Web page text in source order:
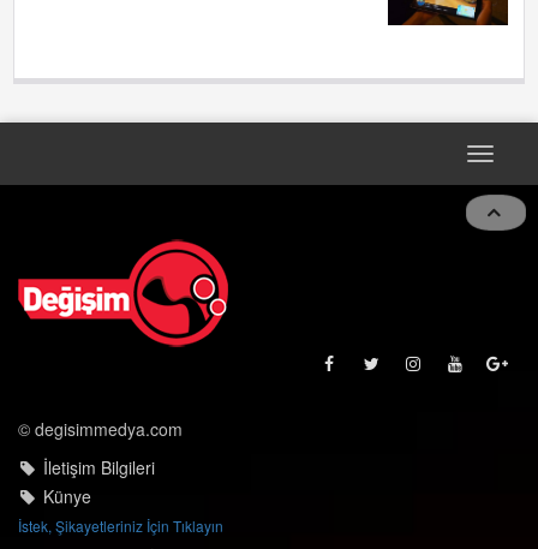
Toggle
© degisimmedya.com
İletişim Bilgileri
Künye
İstek, Şikayetleriniz İçin Tıklayın